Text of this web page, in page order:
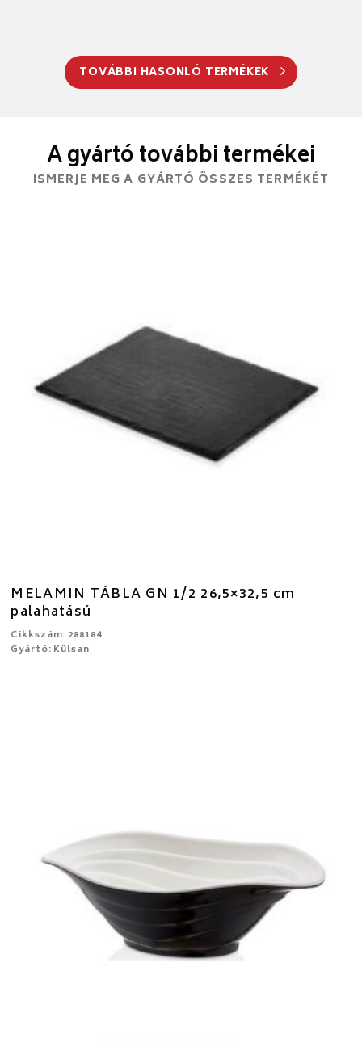
TOVÁBBI HASONLÓ TERMÉKEK
A gyártó további termékei
ISMERJE MEG A GYÁRTÓ ÖSSZES TERMÉKÉT
MELAMIN TÁBLA GN 1/2 26,5×32,5 cm
palahatású
Cikkszám: 288184
Gyártó: Külsan